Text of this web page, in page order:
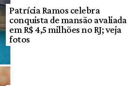
Patrícia Ramos celebra
conquista de mansão avaliada
em R$ 4,5 milhões no RJ; veja
fotos